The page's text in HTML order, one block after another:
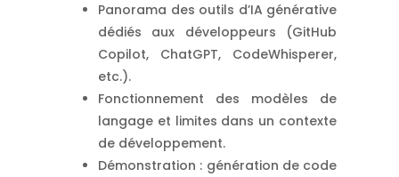
Panorama des outils d’IA générative
dédiés aux développeurs (GitHub
Copilot, ChatGPT, CodeWhisperer,
etc.).
Fonctionnement des modèles de
langage et limites dans un contexte
de développement.
Démonstration : génération de code